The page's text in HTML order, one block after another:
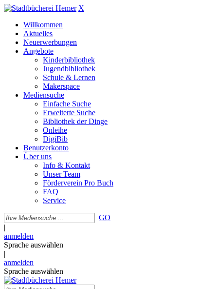
X
Willkommen
Aktuelles
Neuerwerbungen
Angebote
Kinderbibliothek
Jugendbibliothek
Schule & Lernen
Makerspace
Mediensuche
Einfache Suche
Erweiterte Suche
Bibliothek der Dinge
Onleihe
DigiBib
Benutzerkonto
Über uns
Info & Kontakt
Unser Team
Förderverein Pro Buch
FAQ
Service
GO
|
anmelden
Sprache auswählen
|
anmelden
Sprache auswählen